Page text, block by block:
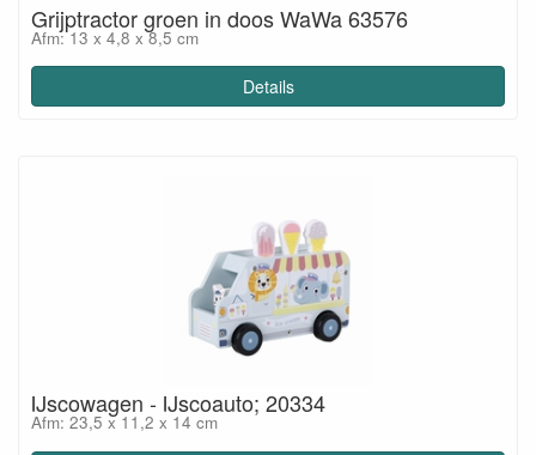
Grijptractor groen in doos WaWa 63576
Afm: 13 x 4,8 x 8,5 cm
Details
IJscowagen - IJscoauto; 20334
Afm: 23,5 x 11,2 x 14 cm